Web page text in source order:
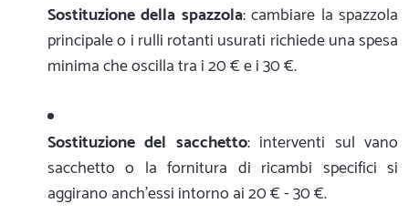
Sostituzione della spazzola: cambiare la spazzola
principale o i rulli rotanti usurati richiede una spesa
minima che oscilla tra i 20 € e i 30 €.
Sostituzione del sacchetto: interventi sul vano
sacchetto o la fornitura di ricambi specifici si
aggirano anch'essi intorno ai 20 € - 30 €.